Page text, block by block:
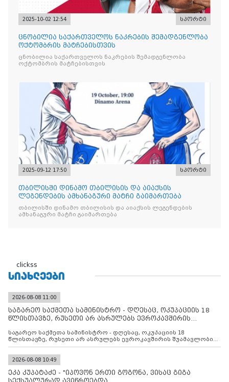
2025-10-02 12:54 სპორტი
ცნობილია საქართველოს ნაკრების შემადგენლობა
ოქტომბრის მატჩებისთვის
ცნობილია საქართველოს ნაკრების შემადგენლობა
ოქტომბრის მატჩებისთვის
2025-09-12 17:50 სპორტი
თბილისში დინამო თბილისის და აიაქსის
ლეგენდების ამხანაგური მატჩი გაიმართება
თბილისში დინამო თბილისის და აიაქსის ლეგენდების
ამხანაგური მატჩი გაიმართება
clickss
ᲡᲘᲐᲮᲚᲔᲔᲑᲘ
2026-08-08 11:00
საგარეო საქმეთა სამინისტრო - დღესაც, ოკუპაციის 18
წლისთავზე, რუსეთი არ ასრულებს ევროკავშირის
საგარეო საქმეთა სამინისტრო - დღესაც, ოკუპაციის 18
წლისთავზე, რუსეთი არ ასრულებს ევროკავშირის შუამავლობით
დადებულ 2008 წლის 12 აგვისტოს ცეცხლის შეწყვეტის
კონტროლს ოკუპირებულ რეგიონებში, აგრძელებს მათი
მილიტარიზაციის პროცესს და აქტიურად დგამს ნაბიჯებს მათი
ფაქტობრივი ანექსიისკენ
2026-08-08 10:49
ეკა კუპატაძე - "იპოვონ ერთი გოგონა, ვისაც გიგა